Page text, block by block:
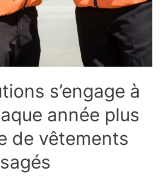
s’engage à
année plus
de vêtements